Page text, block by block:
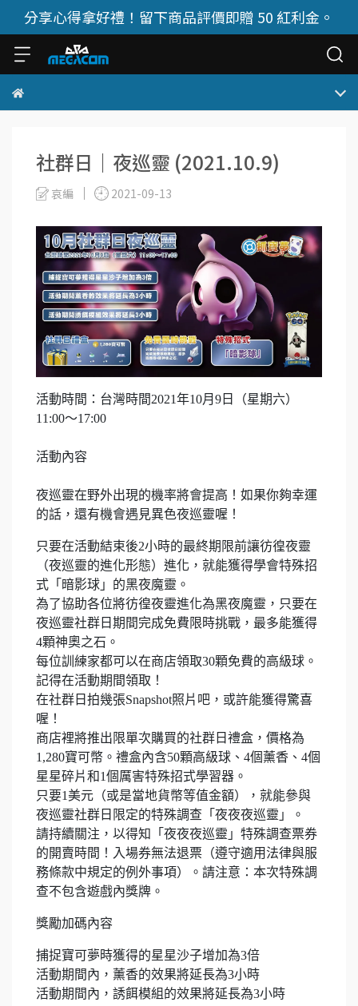
分享心得拿好禮！留下商品評價即贈 50 紅利金。
社群日｜夜巡靈 (2021.10.9)
哀編 2021-09-13
活動時間：台灣時間2021年10月9日（星期六）
11:00～17:00
活動內容
夜巡靈在野外出現的機率將會提高！如果你夠幸運
的話，還有機會遇見異色夜巡靈喔！
只要在活動結束後2小時的最終期限前讓彷徨夜靈
（夜巡靈的進化形態）進化，就能獲得學會特殊招
式「暗影球」的黑夜魔靈。
為了協助各位將彷徨夜靈進化為黑夜魔靈，只要在
夜巡靈社群日期間完成免費限時挑戰，最多能獲得
4顆神奧之石。
每位訓練家都可以在商店領取30顆免費的高級球。
記得在活動期間領取！
在社群日拍幾張Snapshot照片吧，或許能獲得驚喜
喔！
商店裡將推出限單次購買的社群日禮盒，價格為
1,280寶可幣。禮盒內含50顆高級球、4個薰香、4個
星星碎片和1個厲害特殊招式學習器。
只要1美元（或是當地貨幣等值金額），就能參與
夜巡靈社群日限定的特殊調查「夜夜夜巡靈」。
請持續關注，以得知「夜夜夜巡靈」特殊調查票券
的開賣時間！入場券無法退票（遵守適用法律與服
務條款中規定的例外事項）。請注意：本次特殊調
查不包含遊戲內獎牌。
獎勵加碼內容
捕捉寶可夢時獲得的星星沙子增加為3倍
活動期間內，薰香的效果將延長為3小時
活動期間內，誘餌模組的效果將延長為3小時